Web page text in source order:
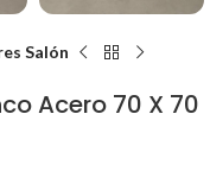
Salón
Acero 70 X 70